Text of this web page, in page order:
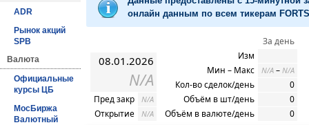
ADR
Рынок акций
SPB
Валюта
Официальные
курсы ЦБ
МосБиржа
Валютный
онлайн данным по всем тикерам
08.01.2026
N/A
Пред закр N/A
Открытие N/A
За день
Изм
Мин – Макс
N/A – N/A
Кол-во сделок/день
0
Объём в шт/день
0
Объём в валюте/день
0